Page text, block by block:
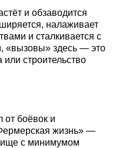
и обзаводится
налаживает
и сталкивается с
«вызовы» здесь — это
или строительство
от боёвок и
жизнь» —
с минимумом